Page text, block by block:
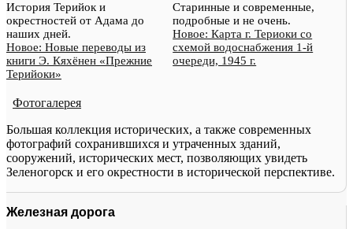
История Терийок и
окрестностей от Адама до
наших дней.
Новое: Новые переводы из
книги Э. Кяхёнен «Прежние
Терийоки»
Старинные и современные,
подробные и не очень.
Новое: Карта г. Териоки со
схемой водоснабжения 1-й
очереди, 1945 г.
Фотогалерея
Большая коллекция исторических, а также современных
фотографий сохранившихся и утраченных зданий,
сооружений, исторических мест, позволяющих увидеть
Зеленогорск и его окрестности в исторической перспективе.
Железная дорога